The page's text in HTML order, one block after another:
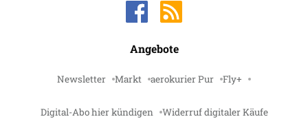
Angebote
Newsletter Markt aerokurier Pur Fly+
Digital-Abo hier kündigen Widerruf digitaler Käufe